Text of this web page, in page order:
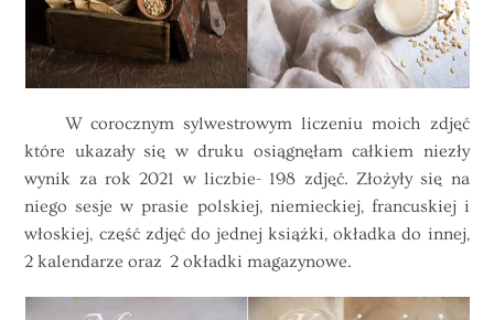
W corocznym sylwestrowym liczeniu moich zdjęć
które ukazały się w druku osiągnęłam całkiem niezły
wynik za rok 2021 w liczbie- 198 zdjęć. Złożyły się na
niego sesje w prasie polskiej, niemieckiej, francuskiej i
włoskiej, część zdjęć do jednej książki, okładka do innej,
2 kalendarze oraz 2 okładki magazynowe.